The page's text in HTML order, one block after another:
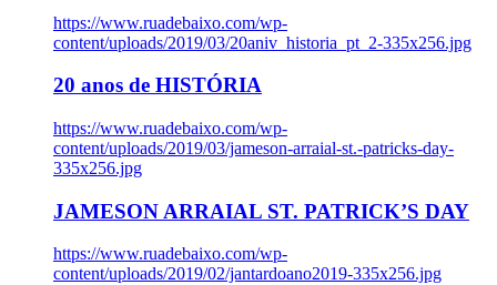
https://www.ruadebaixo.com/wp-
content/uploads/2019/03/20aniv_historia_pt_2-335x256.jpg
20 anos de HISTÓRIA
https://www.ruadebaixo.com/wp-
content/uploads/2019/03/jameson-arraial-st.-patricks-day-
335x256.jpg
JAMESON ARRAIAL ST. PATRICK’S DAY
https://www.ruadebaixo.com/wp-
content/uploads/2019/02/jantardoano2019-335x256.jpg